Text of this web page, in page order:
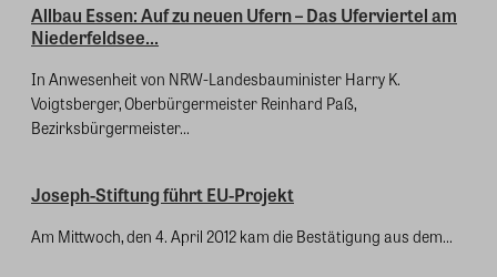
Allbau Essen: Auf zu neuen Ufern – Das Uferviertel am
Niederfeldsee...
In Anwesenheit von NRW-Landesbauminister Harry K.
Voigtsberger, Oberbürgermeister Reinhard Paß,
Bezirksbürgermeister...
Joseph-Stiftung führt EU-Projekt
Am Mittwoch, den 4. April 2012 kam die Bestätigung aus dem...